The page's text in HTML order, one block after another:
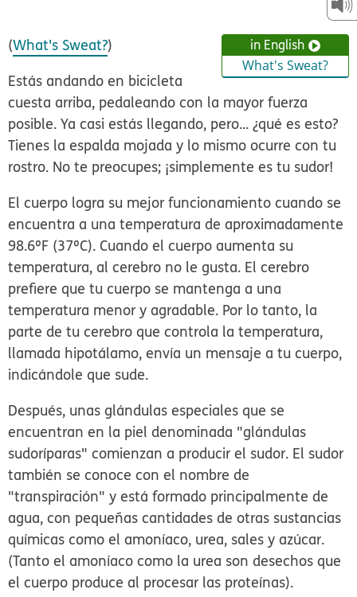
in English
What's Sweat?
(What's Sweat?)
Estás andando en bicicleta
cuesta arriba, pedaleando con la mayor fuerza
posible. Ya casi estás llegando, pero... ¿qué es esto?
Tienes la espalda mojada y lo mismo ocurre con tu
rostro. No te preocupes; ¡simplemente es tu sudor!
El cuerpo logra su mejor funcionamiento cuando se
encuentra a una temperatura de aproximadamente
98.6ºF (37ºC). Cuando el cuerpo aumenta su
temperatura, al cerebro no le gusta. El cerebro
prefiere que tu cuerpo se mantenga a una
temperatura menor y agradable. Por lo tanto, la
parte de tu cerebro que controla la temperatura,
llamada hipotálamo, envía un mensaje a tu cuerpo,
indicándole que sude.
Después, unas glándulas especiales que se
encuentran en la piel denominada "glándulas
sudoríparas" comienzan a producir el sudor. El sudor
también se conoce con el nombre de
"transpiración" y está formado principalmente de
agua, con pequeñas cantidades de otras sustancias
químicas como el amoníaco, urea, sales y azúcar.
(Tanto el amoníaco como la urea son desechos que
el cuerpo produce al procesar las proteínas).